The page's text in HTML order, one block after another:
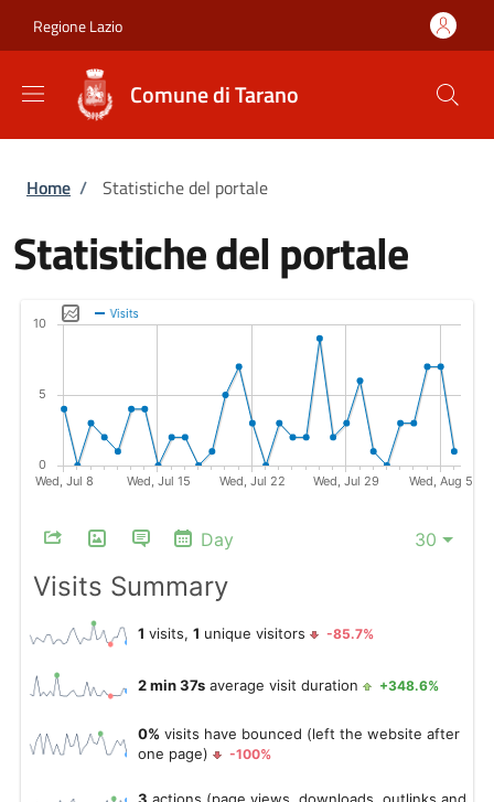
Regione Lazio
Comune di Tarano
Briciole di pane
Home / Statistiche del portale
Statistiche del portale